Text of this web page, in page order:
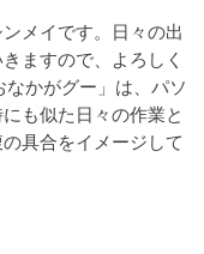
メイです。日々の出
ますので、よろしく
かがグー」は、パソ
も似た日々の作業と
具合をイメージして